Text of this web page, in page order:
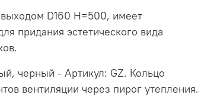
D160 H=500, имеет
придания эстетического вида
черный - Артикул: GZ. Кольцо
вентиляции через пирог утепления.